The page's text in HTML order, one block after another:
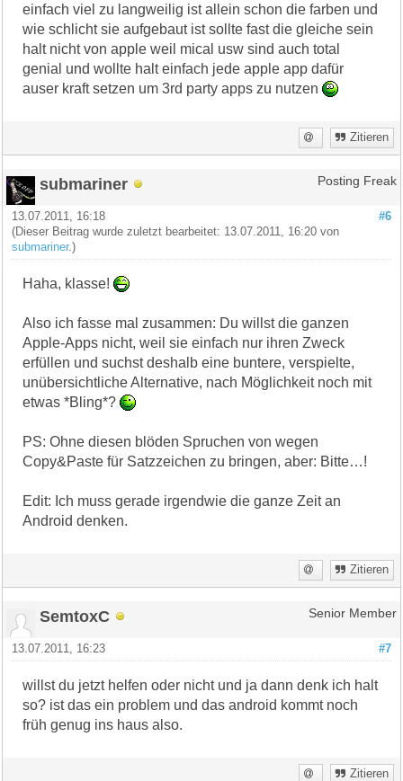
einfach viel zu langweilig ist allein schon die farben und
wie schlicht sie aufgebaut ist sollte fast die gleiche sein
halt nicht von apple weil mical usw sind auch total
genial und wollte halt einfach jede apple app dafür
auser kraft setzen um 3rd party apps zu nutzen
Zitieren
submariner Posting Freak
#6
13.07.2011, 16:18
(Dieser Beitrag wurde zuletzt bearbeitet: 13.07.2011, 16:20 von
submariner.)
Haha, klasse!
Also ich fasse mal zusammen: Du willst die ganzen
Apple-Apps nicht, weil sie einfach nur ihren Zweck
erfüllen und suchst deshalb eine buntere, verspielte,
unübersichtliche Alternative, nach Möglichkeit noch mit
etwas *Bling*?
PS: Ohne diesen blöden Spruchen von wegen
Copy&Paste für Satzzeichen zu bringen, aber: Bitte…!
Edit: Ich muss gerade irgendwie die ganze Zeit an
Android denken.
Zitieren
SemtoxC Senior Member
#7
13.07.2011, 16:23
willst du jetzt helfen oder nicht und ja dann denk ich halt
so? ist das ein problem und das android kommt noch
früh genug ins haus also.
Zitieren